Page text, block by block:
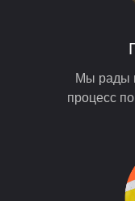
Мы рады
процесс